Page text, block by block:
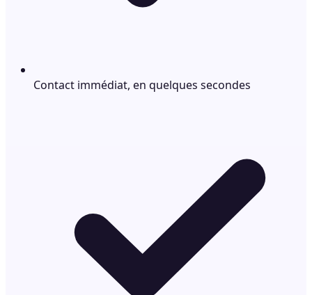
Contact immédiat, en quelques secondes